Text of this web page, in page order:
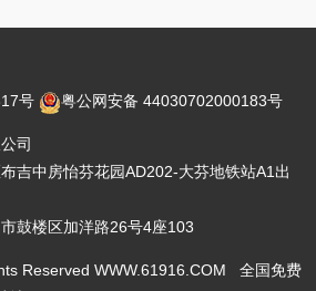
号 粤公网安备 44030702000183号
司
吉中房怡芬花园AD202-大芬地铁站A1出
鼓楼区加洋路26号4座103
Reserved WWW.61916.COM 全国免费